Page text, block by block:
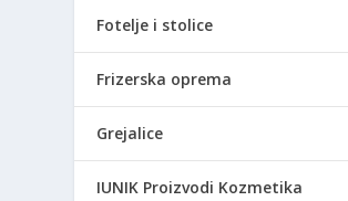
Fotelje i stolice
Frizerska oprema
Grejalice
IUNIK Proizvodi Kozmetika